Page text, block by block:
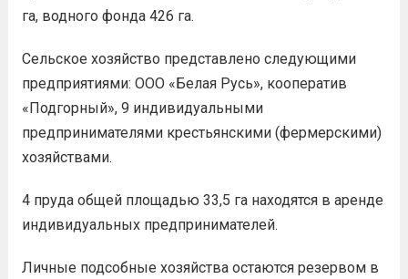
га, водного фонда 426 га.
Сельское хозяйство представлено следующими
предприятиями: ООО «Белая Русь», кооператив
«Подгорный», 9 индивидуальными
предпринимателями крестьянскими (фермерскими)
хозяйствами.
4 пруда общей площадью 33,5 га находятся в аренде
индивидуальных предпринимателей.
Личные подсобные хозяйства остаются резервом в